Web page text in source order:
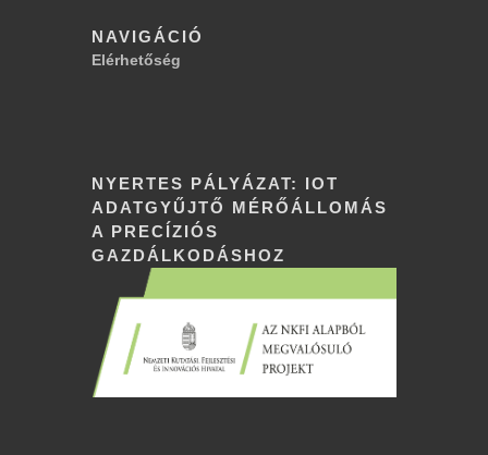
NAVIGÁCIÓ
Elérhetőség
NYERTES PÁLYÁZAT: IOT
ADATGYŰJTŐ MÉRŐÁLLOMÁS
A PRECÍZIÓS
GAZDÁLKODÁSHOZ